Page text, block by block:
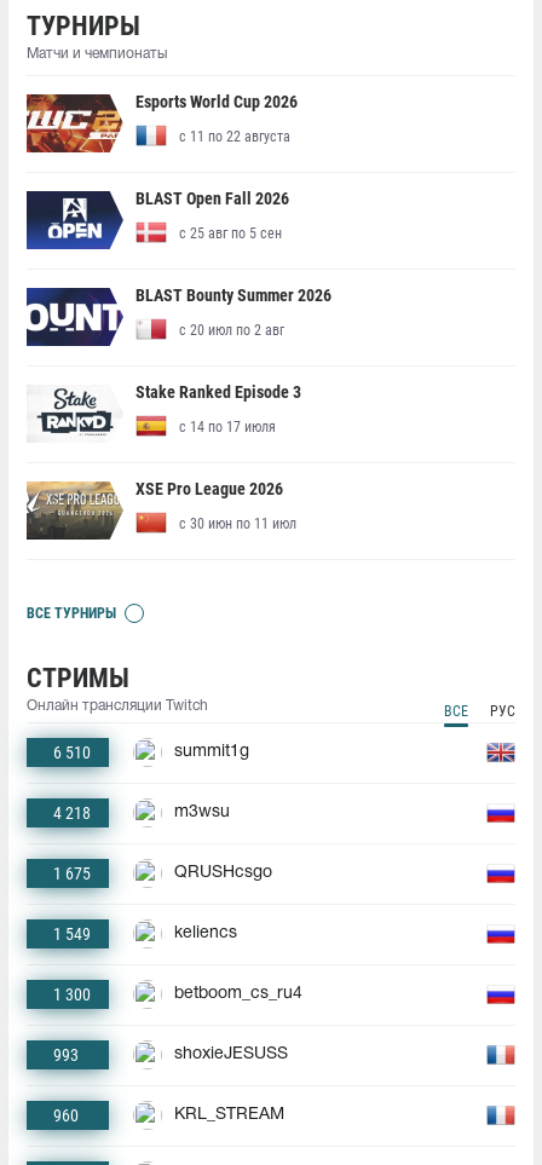
ТУРНИРЫ
Матчи и чемпионаты
Esports World Cup 2026
с 11 по 22 августа
BLAST Open Fall 2026
с 25 авг по 5 сен
BLAST Bounty Summer 2026
с 20 июл по 2 авг
Stake Ranked Episode 3
с 14 по 17 июля
XSE Pro League 2026
с 30 июн по 11 июл
ВСЕ ТУРНИРЫ
СТРИМЫ
Онлайн трансляции Twitch ВСЕ РУС
6 510 summit1g
4 218 m3wsu
1 675 QRUSHcsgo
1 549 keliencs
1 300 betboom_cs_ru4
993 shoxieJESUSS
960 KRL_STREAM